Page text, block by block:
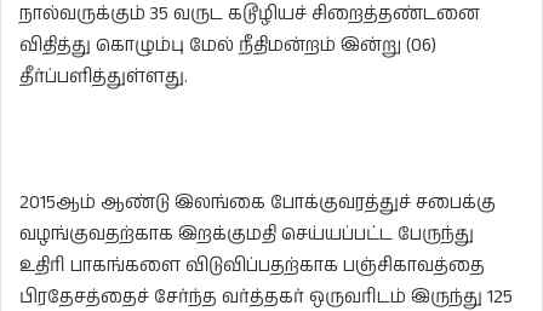
நால்வருக்கும் 35 வருட கடூழியச் சிறைத்தண்டனை
விதித்து கொழும்பு மேல் நீதிமன்றம் இன்று (06)
தீர்ப்பளித்துள்ளது.
2015ஆம் ஆண்டு இலங்கை போக்குவரத்துச் சபைக்கு
வழங்குவதற்காக இறக்குமதி செய்யப்பட்ட பேருந்து
உதிரி பாகங்களை விடுவிப்பதற்காக பஞ்சிகாவத்தை
பிரதேசத்தைச் சேர்ந்த வர்த்தகர் ஒருவரிடம் இருந்து 125